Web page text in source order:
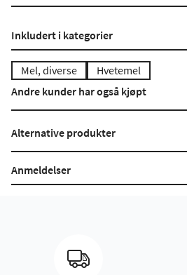
Inkludert i kategorier
Mel, diverse
Hvetemel
Andre kunder har også kjøpt
Alternative produkter
Anmeldelser